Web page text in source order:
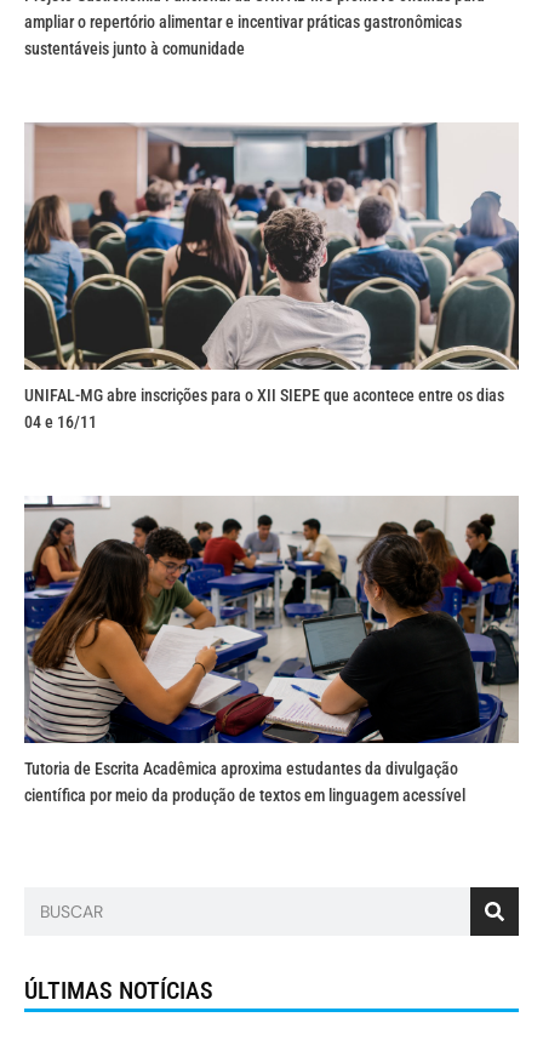
ampliar o repertório alimentar e incentivar práticas gastronômicas
sustentáveis junto à comunidade
UNIFAL-MG abre inscrições para o XII SIEPE que acontece entre os dias
04 e 16/11
Tutoria de Escrita Acadêmica aproxima estudantes da divulgação
científica por meio da produção de textos em linguagem acessível
ÚLTIMAS NOTÍCIAS